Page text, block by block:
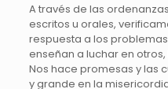
A través de las
escritos u orales,
respuesta a los
enseñan a luchar en
Nos hace promesas y las
y grande en la